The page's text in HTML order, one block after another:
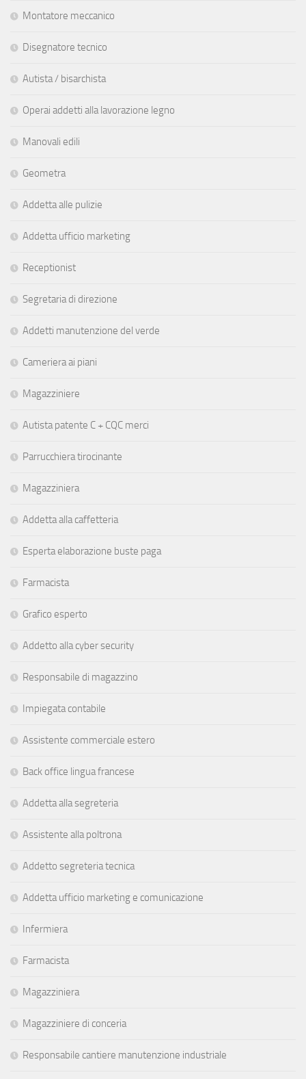
Montatore meccanico
Disegnatore tecnico
Autista / bisarchista
Operai addetti alla lavorazione legno
Manovali edili
Geometra
Addetta alle pulizie
Addetta ufficio marketing
Receptionist
Segretaria di direzione
Addetti manutenzione del verde
Cameriera ai piani
Magazziniere
Autista patente C + CQC merci
Parrucchiera tirocinante
Magazziniera
Addetta alla caffetteria
Esperta elaborazione buste paga
Farmacista
Grafico esperto
Addetto alla cyber security
Responsabile di magazzino
Impiegata contabile
Assistente commerciale estero
Back office lingua francese
Addetta alla segreteria
Assistente alla poltrona
Addetto segreteria tecnica
Addetta ufficio marketing e comunicazione
Infermiera
Farmacista
Magazziniera
Magazziniere di conceria
Responsabile cantiere manutenzione industriale